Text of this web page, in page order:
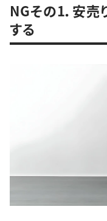
NGその1．安売
する